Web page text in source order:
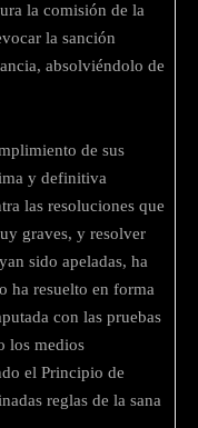
la comisión de la
la sanción
absolviéndolo de
de sus
y definitiva
las resoluciones que
graves, y resolver
sido apeladas, ha
ha resuelto en forma
con las pruebas
los medios
el Principio de
reglas de la sana